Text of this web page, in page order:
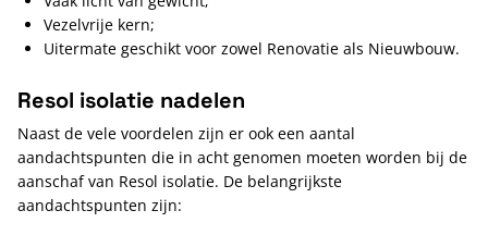
Vezelvrije kern;
Uitermate geschikt voor zowel Renovatie als Nieuwbouw.
Resol isolatie nadelen
Naast de vele voordelen zijn er ook een aantal
aandachtspunten die in acht genomen moeten worden bij de
aanschaf van Resol isolatie. De belangrijkste
aandachtspunten zijn: